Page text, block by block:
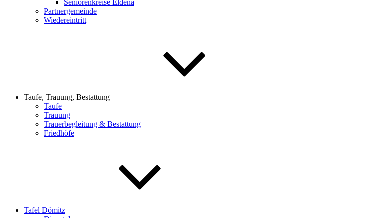
Seniorenkreise Eldena
Partnergemeinde
Wiedereintritt
Taufe, Trauung, Bestattung
Taufe
Trauung
Trauerbegleitung & Bestattung
Friedhöfe
Tafel Dömitz